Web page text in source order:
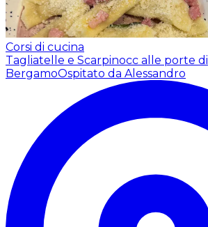
Corsi di cucina
Tagliatelle e Scarpinocc alle porte di
BergamoOspitato da Alessandro